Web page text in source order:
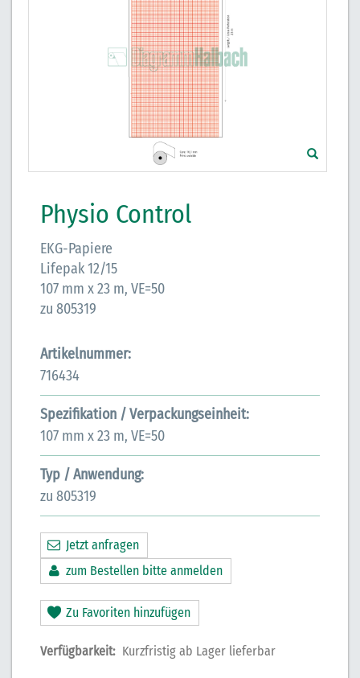
Physio Control
EKG-Papiere
Lifepak 12/15
107 mm x 23 m, VE=50
zu 805319
Artikelnummer:
716434
Spezifikation / Verpackungseinheit:
107 mm x 23 m, VE=50
Typ / Anwendung:
zu 805319
Jetzt anfragen
zum Bestellen bitte anmelden
Zu Favoriten hinzufügen
Verfügbarkeit: Kurzfristig ab Lager lieferbar